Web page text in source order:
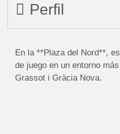
Perfil
En la **Plaza del Nord**,
de juego en un entorno
Grassot i Gràcia Nova.